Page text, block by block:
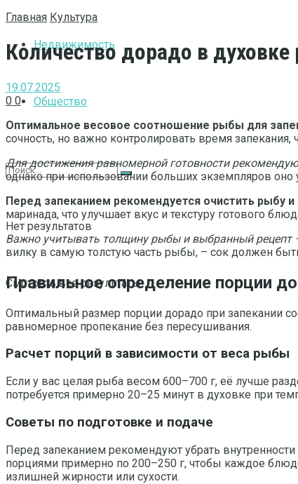
Недвижимость
Общество
Нет результатов
Смотреть все результаты
Главная Культура
Количество дорадо в
19.07.2025
0 0
Оптимальное весовое соотношение рыбы для
сочность, но важно контролировать время
Для достижения равномерной готовности
однако при использовании больших экземпляров
Перед запеканием рекомендуется очистить рыбу
маринада, что улучшает вкус и текстуру готового
Важно учитывать толщину рыбы и выбранный рецепт
вилку в самую толстую часть рыбы, – сок должен
Правильное определение порции
Оптимальный размер порции дорадо при запекании
равномерное пропекание без пересушивания.
Расчет порций в зависимости от веса рыбы
Если у вас целая рыба весом 600–700 г, её лучше
потребуется примерно 20–25 минут в духовке при
Советы по подготовке и подаче
Перед запеканием рекомендуют убрать
порциями примерно по 200–250 г, чтобы каждое
излишней жирности или сухости.